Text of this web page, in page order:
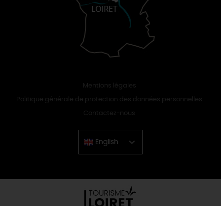
Mentions légales
Politique générale de protection des données personnelles
Contactez-nous
English
Chinese